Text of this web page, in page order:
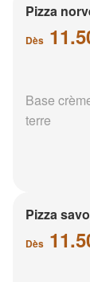
Pizza
Dès
Base
terre
Pizza
Dès